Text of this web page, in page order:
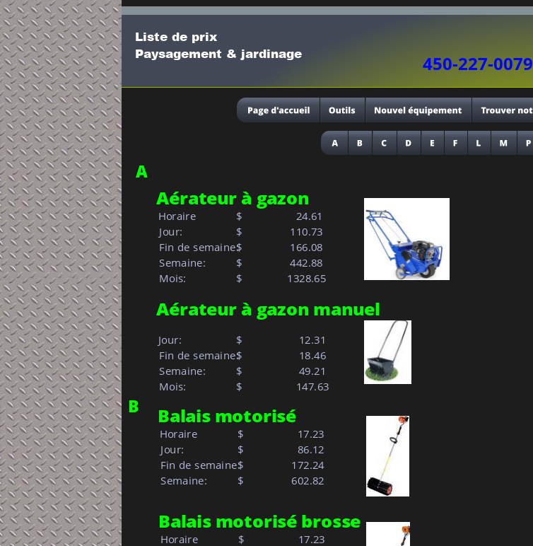
450-227-0079
Liste de prix
Paysagement & jardinage
A
Aérateur à gazon
Horaire $
  24.61
Jour:
$
110.73
Fin de semaine:$
166.08
Semaine:
$
442.88
Mois:
$
        1328.65
Aérateur à gazon manuel
Jour: $
   12.31
Fin de semaine:$
   18.46
Semaine:
$
   49.21
Mois:
$
           147.63
B Balais motorisé
Horaire $
  17.23
Jour:
$
  86.12
Fin de semaine:$
172.24
Semaine:
$ 602.82
Balais motorisé brosse
Horaire $
  17.23